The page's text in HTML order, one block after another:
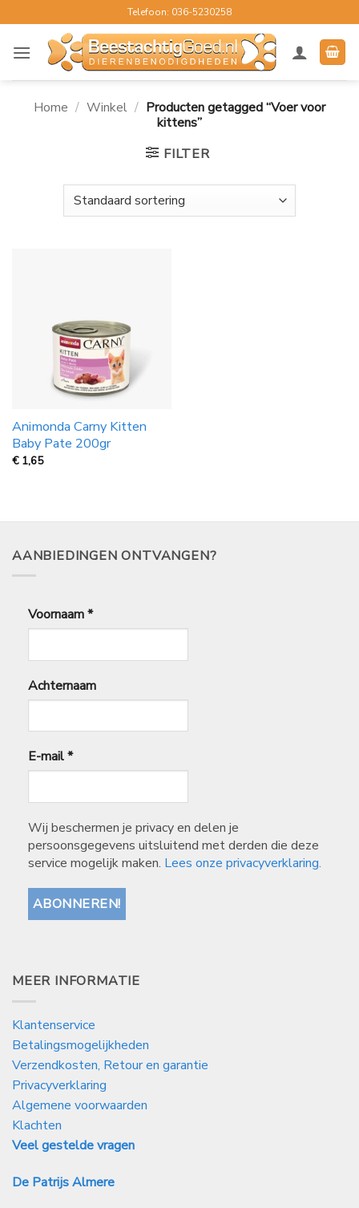
naar
inhoud
Telefoon: 036-5230258
Home / Winkel / Producten getagged “Voer voor
kittens”
FILTER
Animonda Carny Kitten
Baby Pate 200gr
€ 1,65
AANBIEDINGEN ONTVANGEN?
Voornaam*
Achternaam
E-mail*
Wij beschermen je privacy en delen je
persoonsgegevens uitsluitend met derden die deze
service mogelijk maken. Lees onze privacyverklaring.
MEER INFORMATIE
Klantenservice
Betalingsmogelijkheden
Verzendkosten, Retour en garantie
Privacyverklaring
Algemene voorwaarden
Klachten
Veel gestelde vragen
De Patrijs Almere